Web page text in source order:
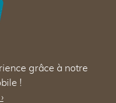
grâce à notre
!